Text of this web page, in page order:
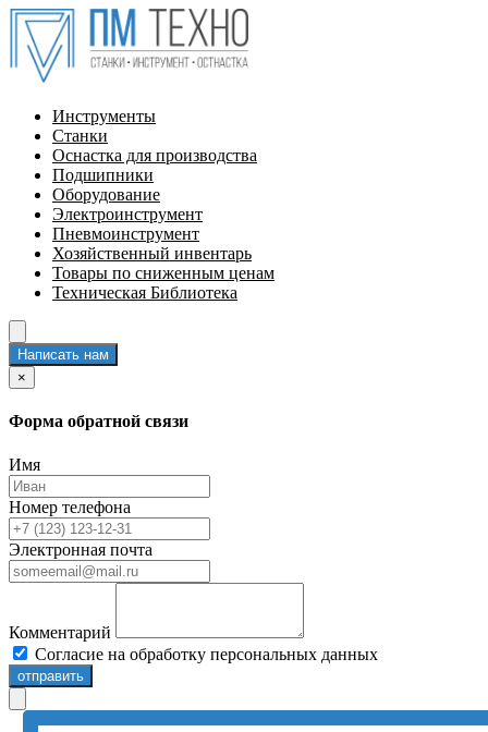
Инструменты
Станки
Оснастка для производства
Подшипники
Оборудование
Электроинструмент
Пневмоинструмент
Хозяйственный инвентарь
Товары по сниженным ценам
Техническая Библиотека
Написать нам
×
Форма обратной связи
Имя
Номер телефона
Электронная почта
Комментарий
Согласие на обработку персональных данных
отправить